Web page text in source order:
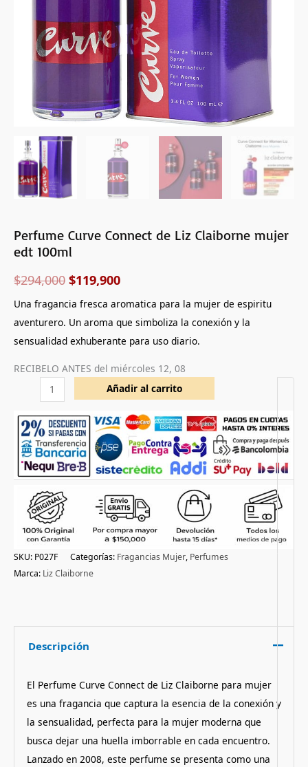
Perfume Curve Connect de Liz Claiborne mujer
edt 100ml
$294,000 $119,900
Una fragancia fresca aromatica para la mujer de espiritu
aventurero. Un aroma que simboliza la conexión y la
sensualidad exhuberante para uso diario.
RECIBELO ANTES del miércoles 12, 08
Añadir al carrito
SKU: P027F Categorías: Fragancias Mujer, Perfumes
Marca: Liz Claiborne
Descripción
El Perfume Curve Connect de Liz Claiborne para mujer
es una fragancia que captura la esencia de la conexión y
la sensualidad, perfecta para la mujer moderna que
busca dejar una huella imborrable en cada encuentro.
Lanzado en 2008, este perfume se presenta como una